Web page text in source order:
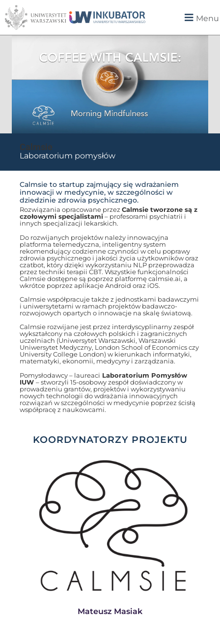
Menu
Calmsie
Laboratorium pomysłów
Calmsie to startup zajmujący się wdrażaniem
innowacji w medycynie, w szczególności w
dziedzinie zdrowia psychicznego.
Rozwiązania opracowane przez Calmsie tworzone są z
czołowymi specjalistami – profesorami psychiatrii i
innych specjalizacji lekarskich.
Do rozwijanych projektów należy innowacyjna
platforma telemedyczna, inteligentny system
rekomendujący codzienne czynności w celu poprawy
zdrowia psychicznego i jakości życia użytkowników oraz
czatbot, który dzięki wykorzystaniu NLP przeprowadza
przez techniki terapii CBT. Wszystkie funkcjonalności
Calmsie dostępne są poprzez platformę calmsie.ai, a
wkrótce poprzez aplikacje Android oraz iOS.
Calmsie współpracuje także z jednostkami badawczymi
i uniwersytetami w ramach projektów badawczo-
rozwojowych opartych o innowacje na skalę światową.
Calmsie rozwijane jest przez interdyscyplinarny zespół
wykształcony na czołowych polskich i zagranicznych
uczelniach (Uniwersytet Warszawski, Warszawski
Uniwersytet Medyczny, London School of Economics czy
University College London) w kierunkach informatyki,
matematyki, ekonomii, medycyny i zarządzania.
Pomysłodawcy – laureaci Laboratorium Pomysłów
IUW – stworzyli 15-osobowy zespół doświadczony w
prowadzeniu grantów, projektów i wykorzystywaniu
nowych technologii do wdrażania innowacyjnych
rozwiązań w szczególności w medycynie poprzez ścisłą
współpracę z naukowcami.
KOORDYNATORZY PROJEKTU
Mateusz Masiak